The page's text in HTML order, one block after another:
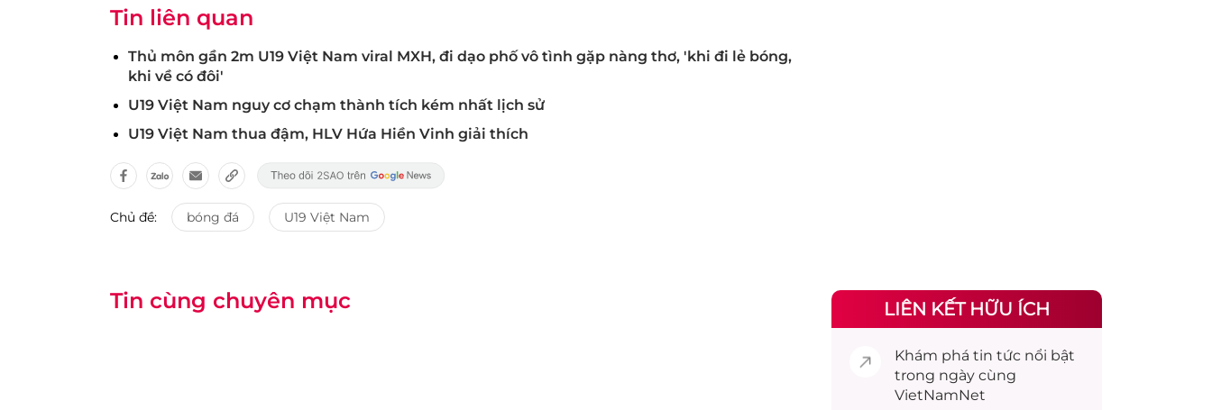
Tin liên quan
Thủ môn gần 2m U19 Việt Nam viral MXH, đi dạo phố vô tình gặp nàng thơ, 'khi đi lẻ bóng,
khi về có đôi'
U19 Việt Nam nguy cơ chạm thành tích kém nhất lịch sử
U19 Việt Nam thua đậm, HLV Hứa Hiền Vinh giải thích
Chủ đề: bóng đá U19 Việt Nam
Tin cùng chuyên mục LIÊN KẾT HỮU ÍCH
Khám phá tin tức nổi bật
trong ngày cùng
VietNamNet